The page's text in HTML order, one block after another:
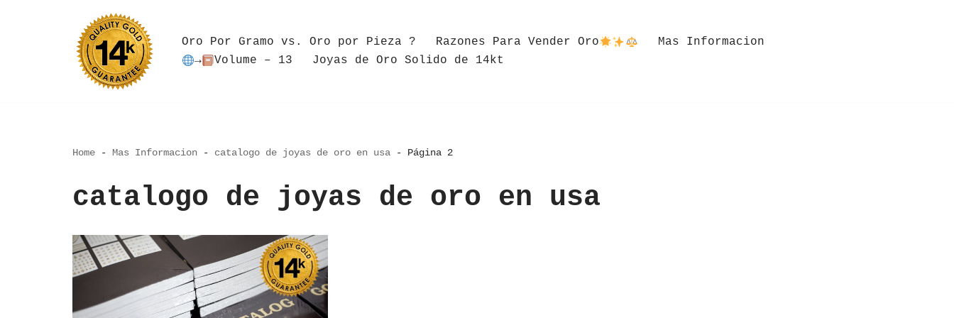
Oro Por Gramo vs. Oro por Pieza ? Razones Para Vender Oro
Mas Informacion
→
Volume – 13 Joyas de Oro Solido de 14kt
Home - Mas Informacion - catalogo de joyas de oro en usa - Página 2
catalogo de joyas de oro en usa